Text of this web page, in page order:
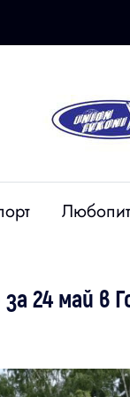
24 май в